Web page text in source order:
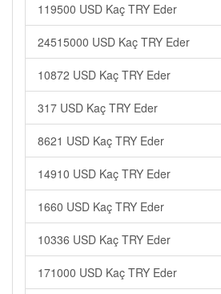
119500 USD Kaç TRY Eder
24515000 USD Kaç TRY Eder
10872 USD Kaç TRY Eder
317 USD Kaç TRY Eder
8621 USD Kaç TRY Eder
14910 USD Kaç TRY Eder
1660 USD Kaç TRY Eder
10336 USD Kaç TRY Eder
171000 USD Kaç TRY Eder